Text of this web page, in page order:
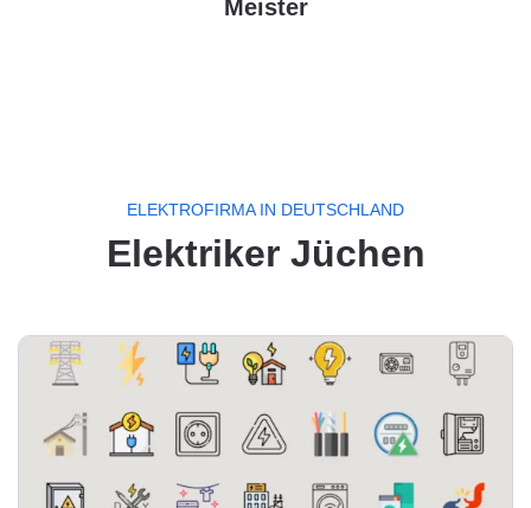
Meister
ELEKTROFIRMA IN DEUTSCHLAND
Elektriker Jüchen